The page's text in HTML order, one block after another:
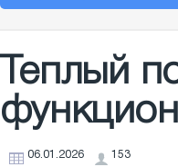
Теплый
06.01.2026 153